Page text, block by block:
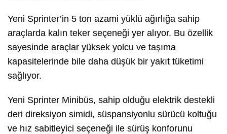
Yeni Sprinter’in 5 ton azami yüklü ağırlığa sahip
araçlarda kalın teker seçeneği yer alıyor. Bu özellik
sayesinde araçlar yüksek yolcu ve taşıma
kapasitelerinde bile daha düşük bir yakıt tüketimi
sağlıyor.
Yeni Sprinter Minibüs, sahip olduğu elektrik destekli
deri direksiyon simidi, süspansiyonlu sürücü koltuğu
ve hız sabitleyici seçeneği ile sürüş konforunu